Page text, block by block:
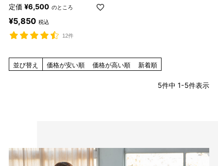
定価 ¥6,500 のところ
¥5,850 税込
12件
並び替え 価格が安い順 価格が高い順 新着順
5件中 1-5件表示